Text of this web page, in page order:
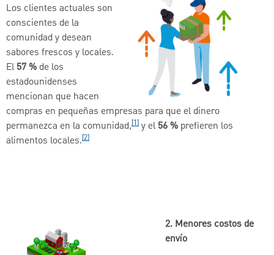
Los clientes actuales son
conscientes de la
comunidad y desean
sabores frescos y locales.
El 57 % de los
estadounidenses
mencionan que hacen
compras en pequeñas empresas para que el dinero
permanezca en la comunidad,[1] y el 56 % prefieren los
alimentos locales.[2]
2. Menores costos de
envío